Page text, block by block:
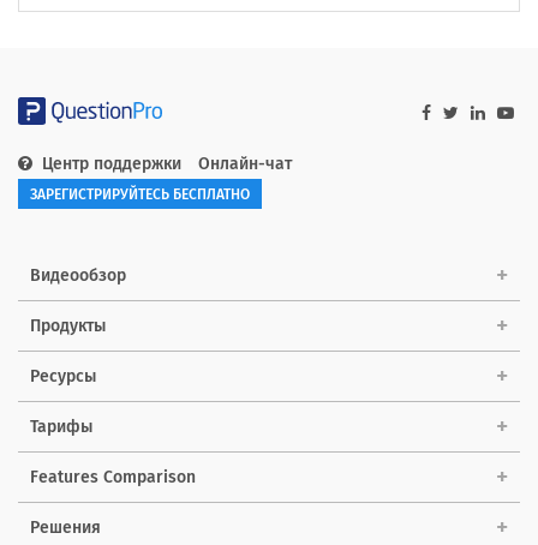
Центр поддержки Онлайн-чат
ЗАРЕГИСТРИРУЙТЕСЬ БЕСПЛАТНО
Видеообзор
Продукты
Ресурсы
Тарифы
Features Comparison
Решения